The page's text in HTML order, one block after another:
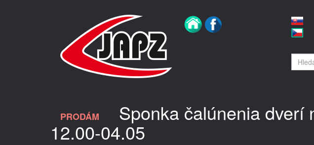
PRODÁM Sponka čalúnenia dverí
12.00-04.05